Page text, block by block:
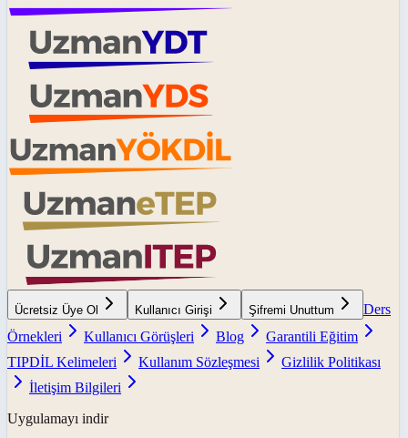
Ücretsiz Üye Ol Kullanıcı Girişi Şifremi Unuttum
Ders
Örnekleri
Kullanıcı Görüşleri Blog
Garantili Eğitim
TIPDİL Kelimeleri
Kullanım Sözleşmesi
Gizlilik Politikası
İletişim Bilgileri
Uygulamayı indir